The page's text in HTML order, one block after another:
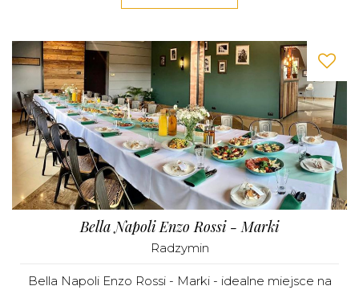
Bella Napoli Enzo Rossi - Marki
Radzymin
Bella Napoli Enzo Rossi - Marki - idealne miejsce na